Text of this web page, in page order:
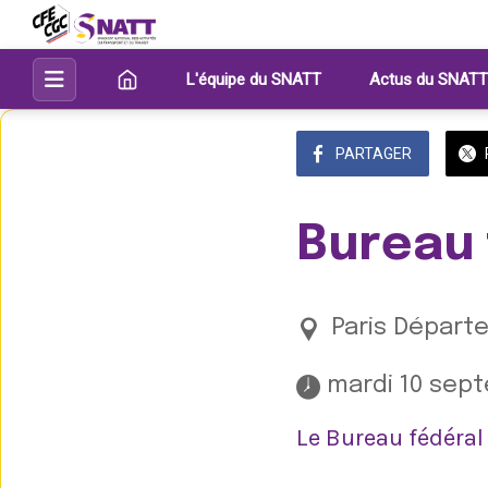
L'équipe du SNATT Actus du SNATT
PARTAGER
Paris
mardi 10
Le Bureau